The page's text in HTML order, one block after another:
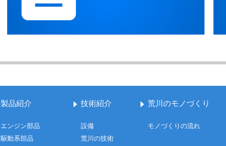
製品紹介
エンジン部品
駆動系部品
技術紹介
設備
荒川の技術
荒川のモノづくり
モノづくりの流れ